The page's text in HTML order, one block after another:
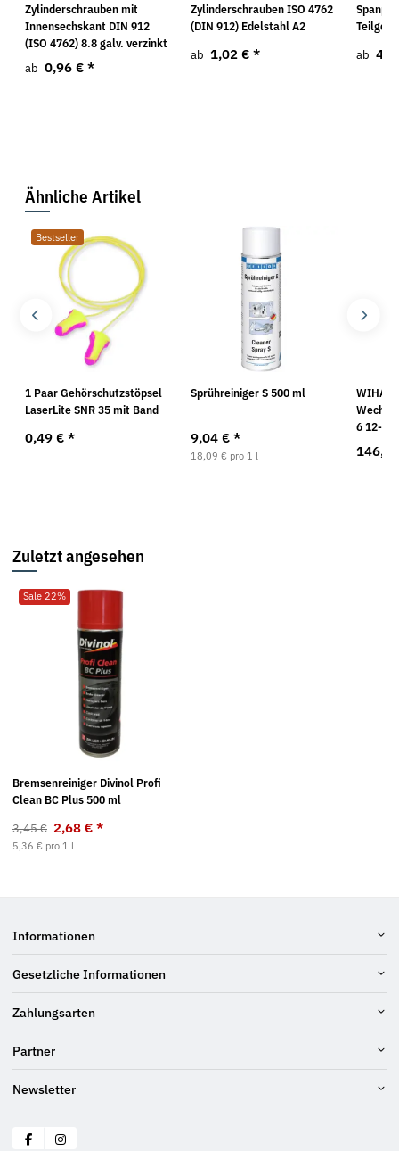
Zylinderschrauben mit
Innensechskant DIN 912
(ISO 4762) 8.8 galv. verzinkt
ab 0,96 € *
Zylinderschrauben ISO 4762
(DIN 912) Edelstahl A2
ab 1,02 € *
ab
Ähnliche Artikel
Bestseller
1 Paar Gehörschutzstöpsel
LaserLite SNR 35 mit Band
0,49 € *
Sprühreiniger S 500 ml
9,04 € *
18,09 € pro 1 l
WIHA
6 12-tlg.
Zuletzt angesehen
Sale 22%
Bremsenreiniger Divinol Profi
Clean BC Plus 500 ml
3,45 € 2,68 € *
5,36 € pro 1 l
Informationen
Gesetzliche Informationen
Zahlungsarten
Partner
Newsletter